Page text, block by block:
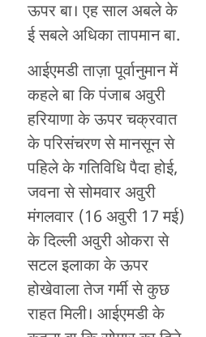
ऊपर बा। एह साल अबले के
ई सबले अधिका तापमान बा.
आईएमडी ताज़ा पूर्वानुमान में
कहले बा कि पंजाब अवुरी
हरियाणा के ऊपर चक्रवात
के परिसंचरण से मानसून से
पहिले के गतिविधि पैदा होई,
जवना से सोमवार अवुरी
मंगलवार (16 अवुरी 17 मई)
के दिल्ली अवुरी ओकरा से
सटल इलाका के ऊपर
होखेवाला तेज गर्मी से कुछ
राहत मिली। आईएमडी के